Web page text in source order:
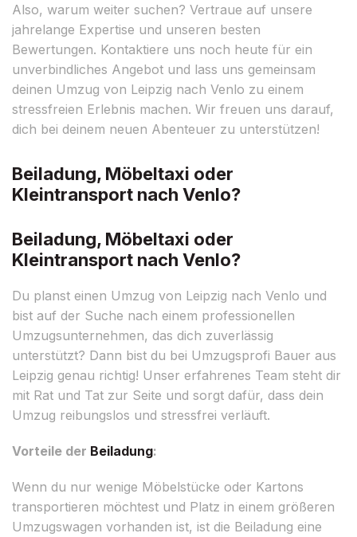
Also, warum weiter suchen? Vertraue auf unsere
jahrelange Expertise und unseren besten
Bewertungen. Kontaktiere uns noch heute für ein
unverbindliches Angebot und lass uns gemeinsam
deinen Umzug von Leipzig nach Venlo zu einem
stressfreien Erlebnis machen. Wir freuen uns darauf,
dich bei deinem neuen Abenteuer zu unterstützen!
Beiladung, Möbeltaxi oder
Kleintransport nach Venlo?
Beiladung, Möbeltaxi oder
Kleintransport nach Venlo?
Du planst einen Umzug von Leipzig nach Venlo und
bist auf der Suche nach einem professionellen
Umzugsunternehmen, das dich zuverlässig
unterstützt? Dann bist du bei Umzugsprofi Bauer aus
Leipzig genau richtig! Unser erfahrenes Team steht dir
mit Rat und Tat zur Seite und sorgt dafür, dass dein
Umzug reibungslos und stressfrei verläuft.
Vorteile der Beiladung:
Wenn du nur wenige Möbelstücke oder Kartons
transportieren möchtest und Platz in einem größeren
Umzugswagen vorhanden ist, ist die Beiladung eine